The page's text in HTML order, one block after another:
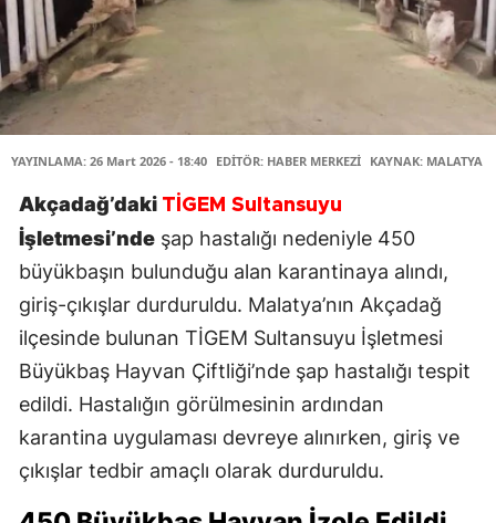
YAYINLAMA: 26 Mart 2026 - 18:40 EDİTÖR: HABER MERKEZİ KAYNAK: MALATYA
Akçadağ’daki TİGEM Sultansuyu
İşletmesi’nde şap hastalığı nedeniyle 450
büyükbaşın bulunduğu alan karantinaya alındı,
giriş-çıkışlar durduruldu. Malatya’nın Akçadağ
ilçesinde bulunan TİGEM Sultansuyu İşletmesi
Büyükbaş Hayvan Çiftliği’nde şap hastalığı tespit
edildi. Hastalığın görülmesinin ardından
karantina uygulaması devreye alınırken, giriş ve
çıkışlar tedbir amaçlı olarak durduruldu.